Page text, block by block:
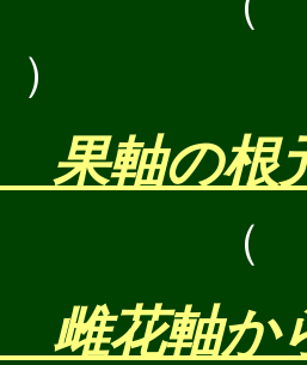
果軸の根
雌花軸か